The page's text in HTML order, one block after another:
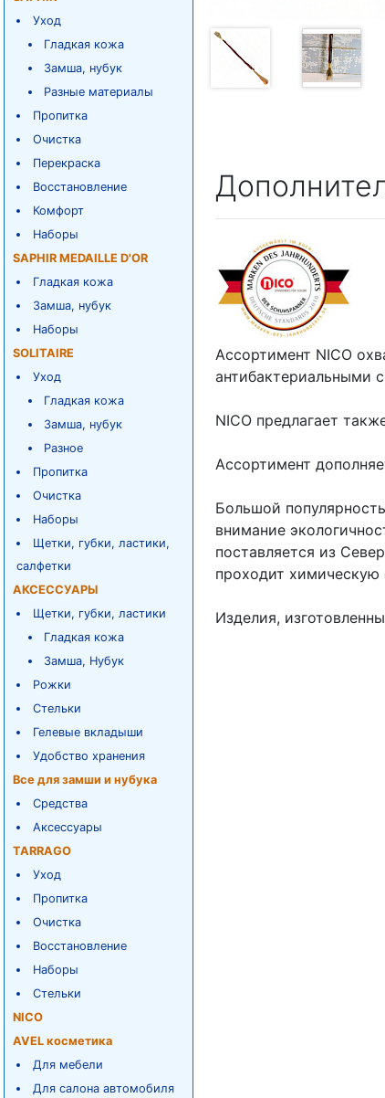
Уход
Гладкая кожа
Замша, нубук
Разные материалы
Пропитка
Очистка
Перекраска
Восстановление
Комфорт
Наборы
SAPHIR MEDAILLE D'OR
Гладкая кожа
Замша, нубук
Наборы
SOLITAIRE
Уход
Гладкая кожа
Замша, нубук
Разное
Пропитка
Очистка
Наборы
Щетки, губки, ластики,
салфетки
АКСЕССУАРЫ
Щетки, губки, ластики
Гладкая кожа
Замша, Нубук
Рожки
Стельки
Гелевые вкладыши
Удобство хранения
Все для замши и нубука
Средства
Аксессуары
TARRAGO
Уход
Пропитка
Очистка
Восстановление
Наборы
Стельки
NICO
AVEL косметика
Для мебели
Для салона автомобиля
Ассортимент NICO
антибактериальными
NICO предлагает
Ассортимент
Большой
внимание
поставляется из
проходит химическую
Изделия,